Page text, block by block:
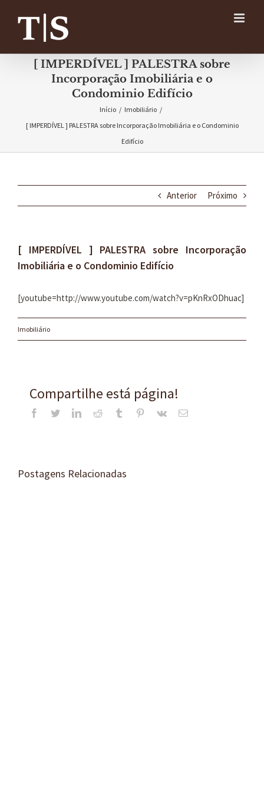
conteúdo
[ IMPERDÍVEL ] PALESTRA sobre
Incorporação Imobiliária e o
Condominio Edifício
Início / Imobiliário /
[ IMPERDÍVEL ] PALESTRA sobre Incorporação Imobiliária e o Condominio
Edifício
Anterior Próximo
[ IMPERDÍVEL ] PALESTRA sobre Incorporação
Imobiliária e o Condominio Edifício
[youtube=http://www.youtube.com/watch?v=pKnRxODhuac]
Imobiliário
Compartilhe está página!
Facebook
TwitterLinkedInReddit Tumblr Pinterest
Vk
E-
Postagens Relacionadas